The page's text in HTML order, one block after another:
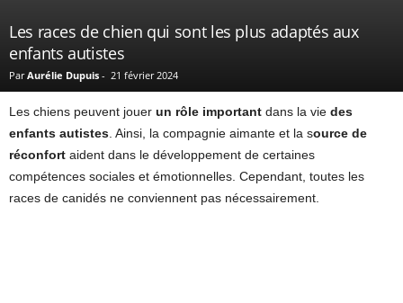
Les races de chien qui sont les plus adaptés aux
enfants autistes
Par Aurélie Dupuis - 21 février 2024
Les chiens peuvent jouer un rôle important dans la vie des
enfants autistes . Ainsi, la compagnie aimante et la source de
réconfort aident dans le développement de certaines
compétences sociales et émotionnelles. Cependant, toutes les
races de canidés ne conviennent pas nécessairement.